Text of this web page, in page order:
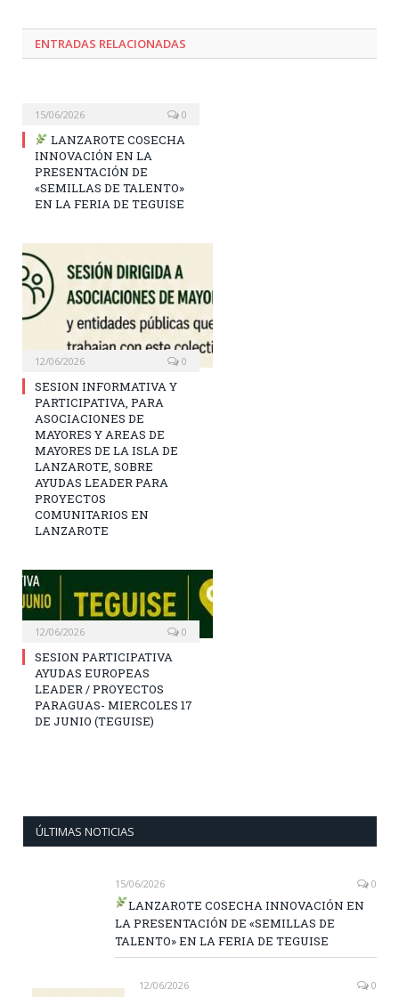
ENTRADAS RELACIONADAS
15/06/2026 0
LANZAROTE COSECHA
INNOVACIÓN EN LA
PRESENTACIÓN DE
«SEMILLAS DE TALENTO»
EN LA FERIA DE TEGUISE
12/06/2026 0
SESION INFORMATIVA Y
PARTICIPATIVA, PARA
ASOCIACIONES DE
MAYORES Y AREAS DE
MAYORES DE LA ISLA DE
LANZAROTE, SOBRE
AYUDAS LEADER PARA
PROYECTOS
COMUNITARIOS EN
LANZAROTE
12/06/2026 0
SESION PARTICIPATIVA
AYUDAS EUROPEAS
LEADER / PROYECTOS
PARAGUAS- MIERCOLES 17
DE JUNIO (TEGUISE)
ÚLTIMAS NOTICIAS
15/06/2026 0
LANZAROTE COSECHA INNOVACIÓN EN
LA PRESENTACIÓN DE «SEMILLAS DE
TALENTO» EN LA FERIA DE TEGUISE
12/06/2026 0